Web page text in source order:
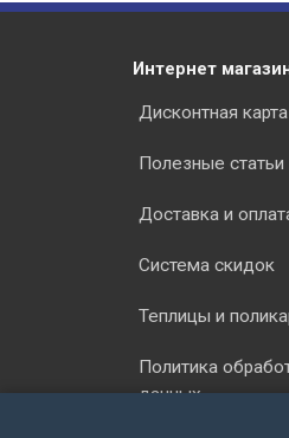
Интернет
Дисконтная карта
Полезные статьи
Доставка и
Система скидок
Теплицы и
Политика
данных